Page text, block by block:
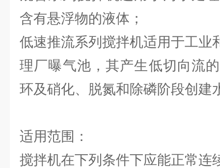
含有悬浮物的液体；
低速推流系列搅拌机适用于工业
理厂曝气池，其产生低切向流
环及硝化、脱氮和除磷阶段创建
适用范围：
搅拌机在下列条件下应能正